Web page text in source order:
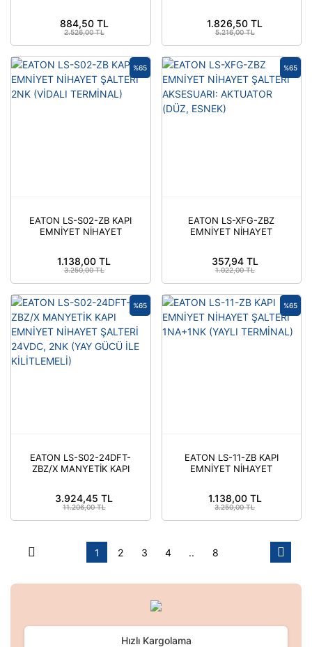
884,50 TL
2.526,00 TL
1.826,50 TL
5.216,00 TL
EATON LS-S02-ZB KAPI
EMNİYET NİHAYET
%65
1.138,00 TL
3.250,00 TL
EATON LS-XFG-ZBZ
EMNİYET NİHAYET
ESNEK)
%65
357,94 TL
1.022,00 TL
EATON LS-S02-24DFT-
ZBZ/X MANYETİK KAPI
(YAY GÜCÜ İLE
KİLİTLEMELİ)
%65
3.924,45 TL
11.206,00 TL
EATON LS-11-ZB KAPI
EMNİYET NİHAYET
%65
1.138,00 TL
3.250,00 TL
1 2 3 4 .. 8
Hızlı Kargolama